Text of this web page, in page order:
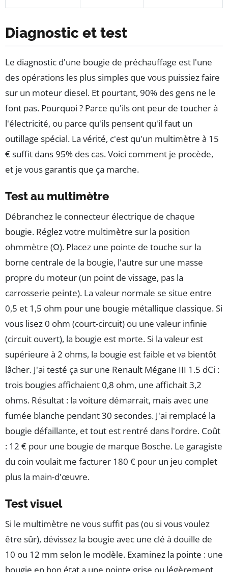
Diagnostic et test
Le diagnostic d'une bougie de préchauffage est l'une
des opérations les plus simples que vous puissiez faire
sur un moteur diesel. Et pourtant, 90% des gens ne le
font pas. Pourquoi ? Parce qu'ils ont peur de toucher à
l'électricité, ou parce qu'ils pensent qu'il faut un
outillage spécial. La vérité, c'est qu'un multimètre à 15
€ suffit dans 95% des cas. Voici comment je procède,
et je vous garantis que ça marche.
Test au multimètre
Débranchez le connecteur électrique de chaque
bougie. Réglez votre multimètre sur la position
ohmmètre (Ω). Placez une pointe de touche sur la
borne centrale de la bougie, l'autre sur une masse
propre du moteur (un point de vissage, pas la
carrosserie peinte). La valeur normale se situe entre
0,5 et 1,5 ohm pour une bougie métallique classique. Si
vous lisez 0 ohm (court-circuit) ou une valeur infinie
(circuit ouvert), la bougie est morte. Si la valeur est
supérieure à 2 ohms, la bougie est faible et va bientôt
lâcher. J'ai testé ça sur une Renault Mégane III 1.5 dCi :
trois bougies affichaient 0,8 ohm, une affichait 3,2
ohms. Résultat : la voiture démarrait, mais avec une
fumée blanche pendant 30 secondes. J'ai remplacé la
bougie défaillante, et tout est rentré dans l'ordre. Coût
: 12 € pour une bougie de marque Bosche. Le garagiste
du coin voulait me facturer 180 € pour un jeu complet
plus la main-d'œuvre.
Test visuel
Si le multimètre ne vous suffit pas (ou si vous voulez
être sûr), dévissez la bougie avec une clé à douille de
10 ou 12 mm selon le modèle. Examinez la pointe : une